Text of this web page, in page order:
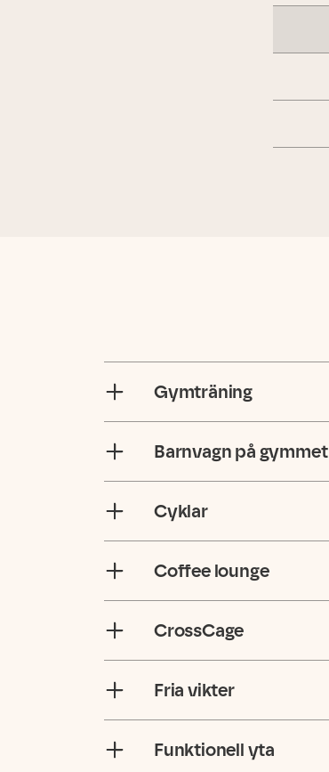
Gymträning
Barnvagn på gymmet
Cyklar
Coffee lounge
CrossCage
Fria vikter
Funktionell yta